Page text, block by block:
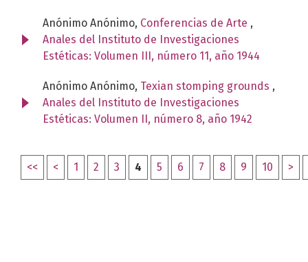
Anónimo Anónimo, Conferencias de Arte ,
Anales del Instituto de Investigaciones
Estéticas: Volumen III, número 11, año 1944
Anónimo Anónimo, Texian stomping grounds ,
Anales del Instituto de Investigaciones
Estéticas: Volumen II, número 8, año 1942
<< < 1 2 3 4 5 6 7 8 9 10 >